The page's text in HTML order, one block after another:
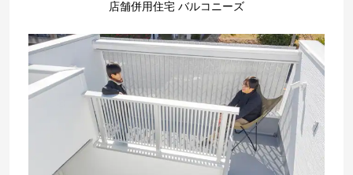
店舗併用住宅 バルコニーズ